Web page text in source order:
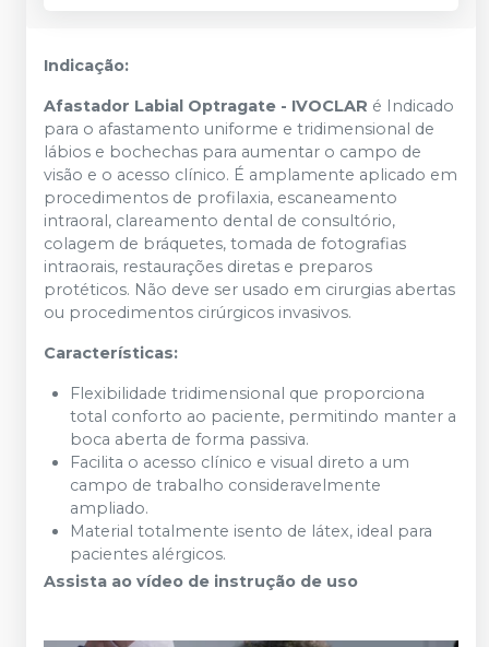
Indicação:
Afastador Labial Optragate - IVOCLAR é Indicado
para o afastamento uniforme e tridimensional de
lábios e bochechas para aumentar o campo de
visão e o acesso clínico. É amplamente aplicado em
procedimentos de profilaxia, escaneamento
intraoral, clareamento dental de consultório,
colagem de bráquetes, tomada de fotografias
intraorais, restaurações diretas e preparos
protéticos. Não deve ser usado em cirurgias abertas
ou procedimentos cirúrgicos invasivos.
Características:
Flexibilidade tridimensional que proporciona
total conforto ao paciente, permitindo manter a
boca aberta de forma passiva.
Facilita o acesso clínico e visual direto a um
campo de trabalho consideravelmente
ampliado.
Material totalmente isento de látex, ideal para
pacientes alérgicos.
Assista ao vídeo de instrução de uso